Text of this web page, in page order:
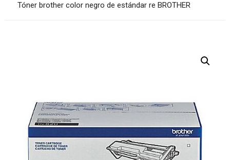
Tóner brother color negro de estándar re BROTHER